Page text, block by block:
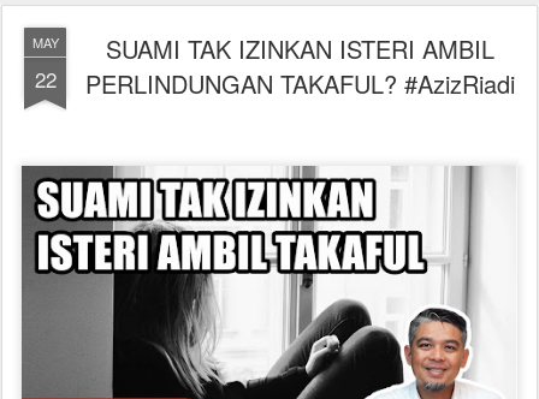
MAY
22
SUAMI TAK IZINKAN ISTERI AMBIL
PERLINDUNGAN TAKAFUL? #AzizRiadi